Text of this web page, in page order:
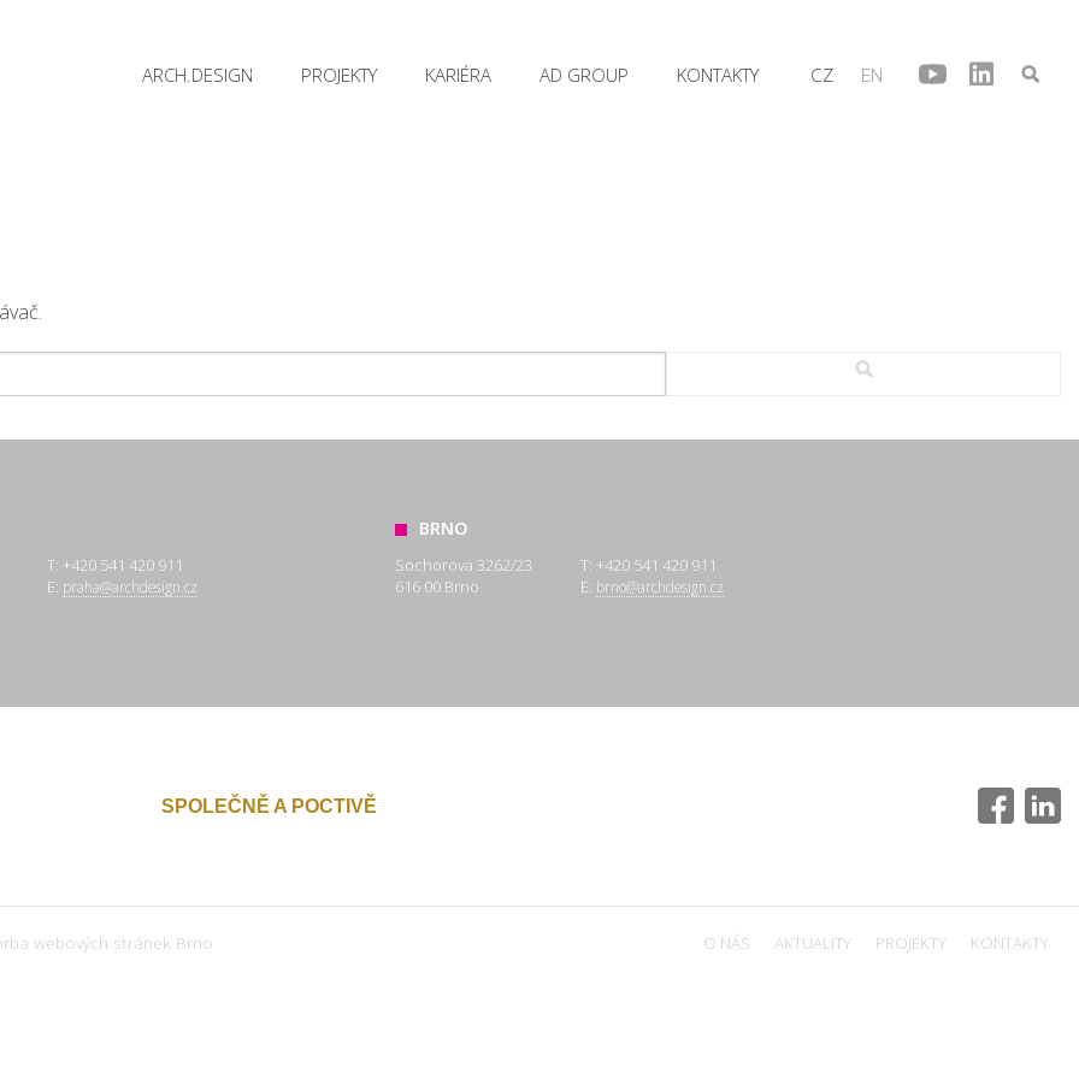
CZ EN
ARCH.DESIGN PROJEKTY KARIÉRA AD GROUP KONTAKTY
T: +420 541 420 911
E: praha@archdesign.cz
BRNO
Sochorova 3262/23
616 00 Brno
T: +420 541 420 911
E: brno@archdesign.cz
SPOLEČNĚ A POCTIVĚ
webových stránek Brno O NÁS AKTUALITY PROJEKTY KONTAKTY